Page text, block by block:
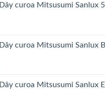
Dây curoa Mitsusumi Sanlux
Dây curoa Mitsusumi Sanlux
Dây curoa Mitsusumi Sanlux